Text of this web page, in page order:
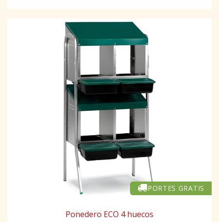
PORTES GRATIS
Ponedero ECO 4 huecos